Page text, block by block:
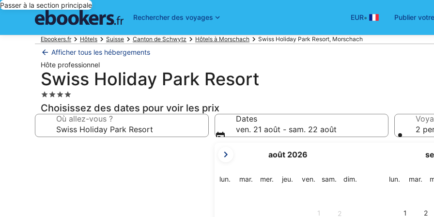
Passer à la section principale
Rechercher des voyages
EUR• Publier
Ebookers.fr Hôtels Suisse Canton de Schwytz Hôtels à Morschach Swiss Holiday Park Resort, Morschach
Afficher tous les hébergements
Hôte professionnel
Swiss Holiday Park Resort
Hébergement
4.0 étoiles
Choisissez des dates pour voir les prix
Où allez-vous ?
Dates
ven. 21 août - sam. 22 août
mois
sont
août 2026
lun. lundimar. mardi
mer. mercredi
jeu. jeudiven. vendredi
sam. samedi
dim.
1 2
lun. lundimar.
1 2
2